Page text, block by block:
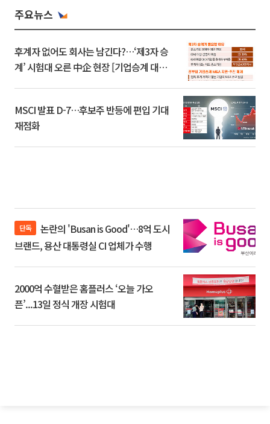
주요뉴스
후계자 없어도 회사는 남긴다?…‘제3자 승
계’ 시험대 오른 中企 현장 [기업승계 대전
MSCI 발표 D-7…후보주 반등에 편입 기대
재점화
단독
브랜드, 용산 대통령실 CI 업체가 수행
2000억 수혈받은 홈플러스 ‘오늘 가오
픈’...13일 정식 개장 시험대